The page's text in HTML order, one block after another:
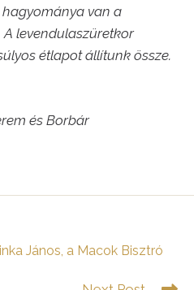
van a
levendulaszüretkor
étlapot állítunk össze.
és Borbár
János, a Macok Bisztró